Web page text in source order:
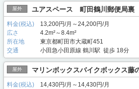
屋外 ユアスペース 町田鶴川郵便局裏
料金(税込)
13,200円/月～24,200円/月
広さ
4.2m²～8.4m²
所在地
東京都町田市大蔵町451
交通
小田急小田原線 鶴川駅 徒歩 18分
屋外 マリンボックスバイクボックス藤
料金(税込)
14,430円/月～14,430円/月